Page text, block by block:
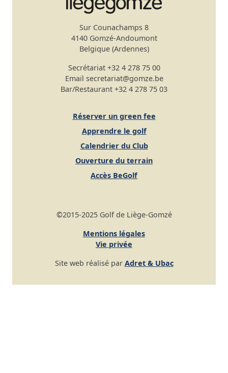
Sur Counachamps 8
4140 Gomzé-Andoumont
Belgique (Ardennes)
Secrétariat+32 4 278 75 00
Email secretariat@gomze.be
Bar/Restaurant +32 4 278 75 03
Réserver un green fee
Apprendre le golf
Calendrier du Club
Ouverture du terrain
Accès BeGolf
©2015-2025 Golf de Liège-Gomzé
Mentions légales
Vie privée
Site web réalisé par Adret & Ubac